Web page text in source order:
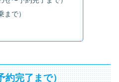
まで）
約完了まで）